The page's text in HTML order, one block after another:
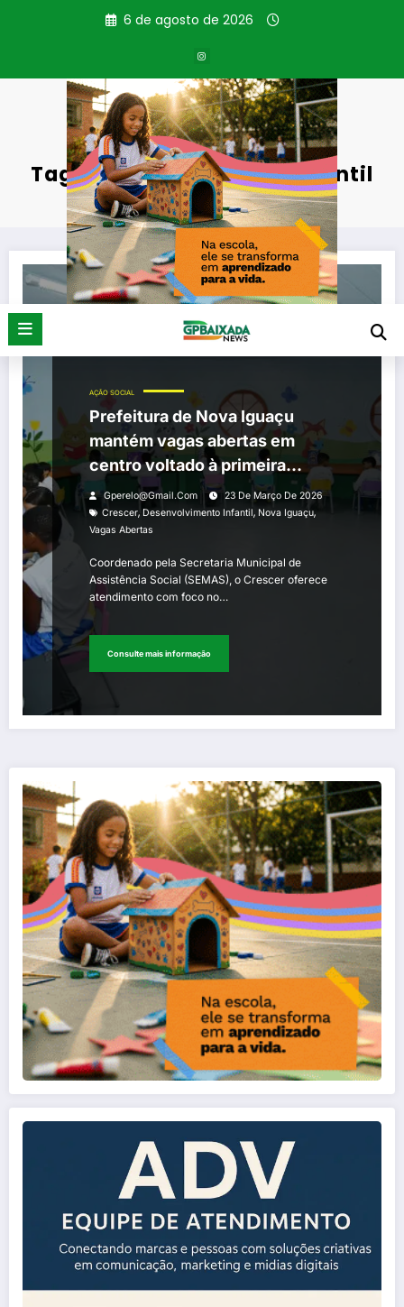
6 de agosto de 2026
Tag: Desenvolvimento infantil
Página inicial Desenvolvimento infantil
AÇÃO SOCIAL
Prefeitura de Nova Iguaçu
mantém vagas abertas em
centro voltado à primeira
infância
Gperelo@gmail.com
23 De Março De 2026
Crescer,Desenvolvimento Infantil, Nova Iguaçu,
Vagas Abertas
Coordenado pela Secretaria Municipal de
Assistência Social (SEMAS), o Crescer oferece
atendimento com foco no…
Consulte mais informação